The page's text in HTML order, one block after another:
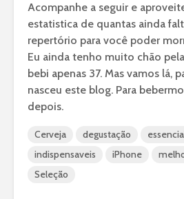
Acompanhe a seguir e
estatistica de quantas ainda
repertório para você poder
Eu ainda tenho muito chão
bebi apenas 37. Mas vamos lá,
nasceu este blog. Para
depois.
Cerveja degustação
indispensaveis
iPhone
Seleção